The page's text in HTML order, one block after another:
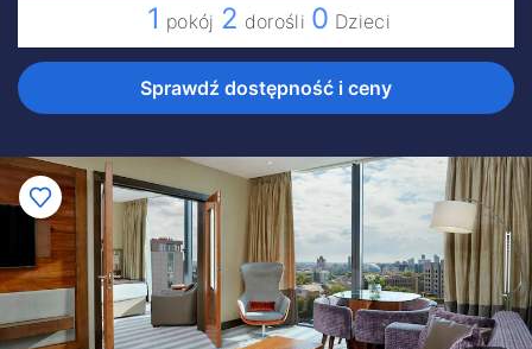
1 pokój 2 dorośli 0 Dzieci
Sprawdź dostępność i ceny